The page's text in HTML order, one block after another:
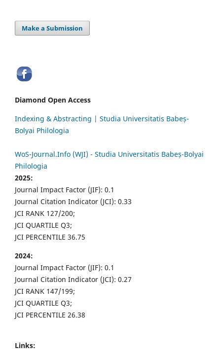
Make a Submission
Diamond Open Access
Indexing & Abstracting | Studia Universitatis Babeș-
Bolyai Philologia
WoS-Journal.Info (WJI) - Studia Universitatis Babeș-Bolyai
Philologia
2025:
Journal Impact Factor (JIF): 0.1
Journal Citation Indicator (JCI): 0.33
JCI RANK 127/200;
JCI QUARTILE Q3;
JCI PERCENTILE 36.75
2024:
Journal Impact Factor (JIF): 0.1
Journal Citation Indicator (JCI): 0.27
JCI RANK 147/199;
JCI QUARTILE Q3;
JCI PERCENTILE 26.38
Links: